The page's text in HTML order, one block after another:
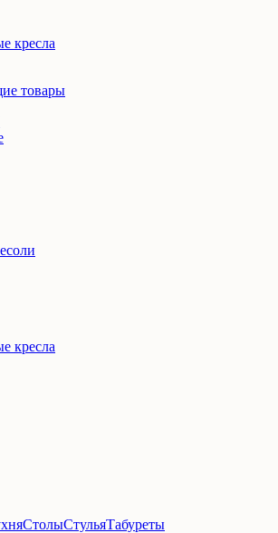
кресла
товары
кресла
СтолыСтульяТабуреты